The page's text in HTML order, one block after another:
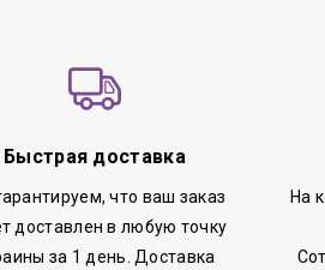
Быстрая доставка
что ваш заказ
доставлен в любую точку
за 1 день. Доставка
На